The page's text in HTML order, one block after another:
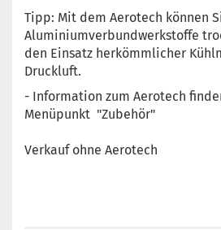
Tipp: Mit dem Aerotech können
Aluminiumverbundwerkstoffe
den Einsatz herkömmlicher
Druckluft.
- Information zum Aerotech
Menüpunkt "Zubehör"
Verkauf ohne Aerotech